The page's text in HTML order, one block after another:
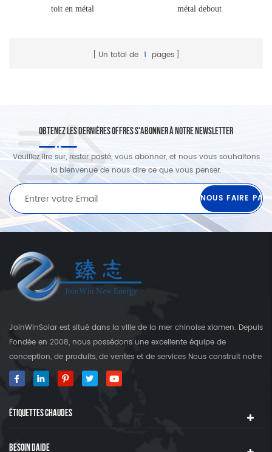
toit en métal
métal debout
Un total de 1 pages
OBTENEZ LES DERNIÈRES OFFRES S'ABONNER À NOTRE NEWSLETTER
Veuillez lire sur, rester posté, vous abonner, et nous vous souhaitons
la bienvenue de nous dire ce que vous penser.
JoinWinSolar est situé dans la ville de la mer chinoise xiamen. Depuis
Fondée en 2008, nous possédons une excellente équipe de
conception, de produits, de ventes et de services Nous construit notre
propre usine qui est plus que 3000 Square's terre. En tant que
fournisseur mondial des crochets de fixation solaire, JoinwinSolar a
notre produit JoinwinSolar Les produits comprennent le Suivant: 1,
Systèmes de montage solaire sur le toit en métal et accessoires 2,
tuile Systèmes de montage solaire sur le toit et accessoires 3,
ÉTIQUETTES CHAUDES
BESOIN DAIDE